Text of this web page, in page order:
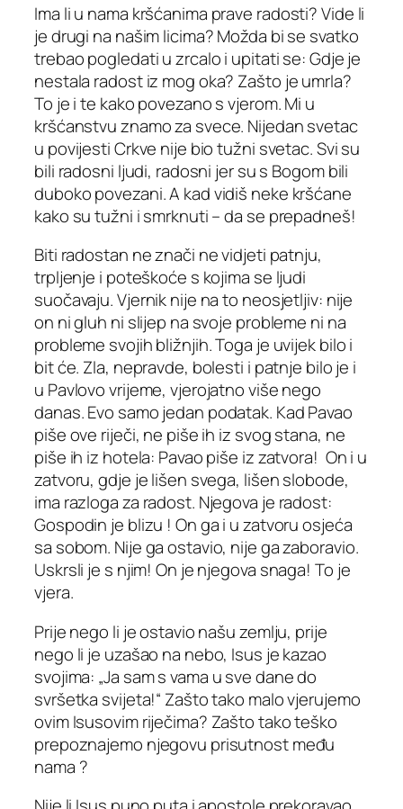
Ima li u nama kršćanima prave radosti? Vide li
je drugi na našim licima? Možda bi se svatko
trebao pogledati u zrcalo i upitati se: Gdje je
nestala radost iz mog oka? Zašto je umrla?
To je i te kako povezano s vjerom. Mi u
kršćanstvu znamo za svece. Nijedan svetac
u povijesti Crkve nije bio tužni svetac. Svi su
bili radosni ljudi, radosni jer su s Bogom bili
duboko povezani. A kad vidiš neke kršćane
kako su tužni i smrknuti – da se prepadneš!
Biti radostan ne znači ne vidjeti patnju,
trpljenje i poteškoće s kojima se ljudi
suočavaju. Vjernik nije na to neosjetljiv: nije
on ni gluh ni slijep na svoje probleme ni na
probleme svojih bližnjih. Toga je uvijek bilo i
bit će. Zla, nepravde, bolesti i patnje bilo je i
u Pavlovo vrijeme, vjerojatno više nego
danas. Evo samo jedan podatak. Kad Pavao
piše ove riječi, ne piše ih iz svog stana, ne
piše ih iz hotela: Pavao piše iz zatvora! On i u
zatvoru, gdje je lišen svega, lišen slobode,
ima razloga za radost. Njegova je radost:
Gospodin je blizu ! On ga i u zatvoru osjeća
sa sobom. Nije ga ostavio, nije ga zaboravio.
Uskrsli je s njim! On je njegova snaga! To je
vjera.
Prije nego li je ostavio našu zemlju, prije
nego li je uzašao na nebo, Isus je kazao
svojima: „Ja sam s vama u sve dane do
svršetka svijeta!“ Zašto tako malo vjerujemo
ovim Isusovim riječima? Zašto tako teško
prepoznajemo njegovu prisutnost među
nama ?